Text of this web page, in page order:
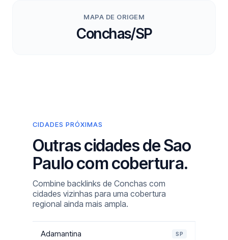
MAPA DE ORIGEM
Conchas/SP
CIDADES PRÓXIMAS
Outras cidades de Sao
Paulo com cobertura.
Combine backlinks de Conchas com
cidades vizinhas para uma cobertura
regional ainda mais ampla.
Adamantina SP